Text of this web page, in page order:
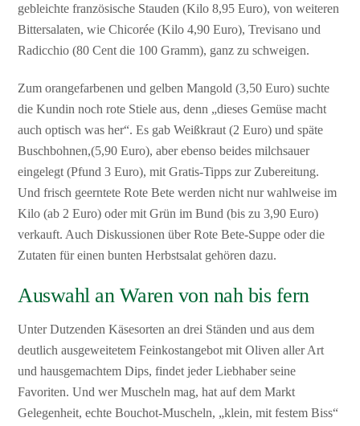
gebleichte französische Stauden (Kilo 8,95 Euro), von weiteren
Bittersalaten, wie Chicorée (Kilo 4,90 Euro), Trevisano und
Radicchio (80 Cent die 100 Gramm), ganz zu schweigen.
Zum orangefarbenen und gelben Mangold (3,50 Euro) suchte
die Kundin noch rote Stiele aus, denn „dieses Gemüse macht
auch optisch was her“. Es gab Weißkraut (2 Euro) und späte
Buschbohnen,(5,90 Euro), aber ebenso beides milchsauer
eingelegt (Pfund 3 Euro), mit Gratis-Tipps zur Zubereitung.
Und frisch geerntete Rote Bete werden nicht nur wahlweise im
Kilo (ab 2 Euro) oder mit Grün im Bund (bis zu 3,90 Euro)
verkauft. Auch Diskussionen über Rote Bete-Suppe oder die
Zutaten für einen bunten Herbstsalat gehören dazu.
Auswahl an Waren von nah bis fern
Unter Dutzenden Käsesorten an drei Ständen und aus dem
deutlich ausgeweitetem Feinkostangebot mit Oliven aller Art
und hausgemachtem Dips, findet jeder Liebhaber seine
Favoriten. Und wer Muscheln mag, hat auf dem Markt
Gelegenheit, echte Bouchot-Muscheln, „klein, mit festem Biss“